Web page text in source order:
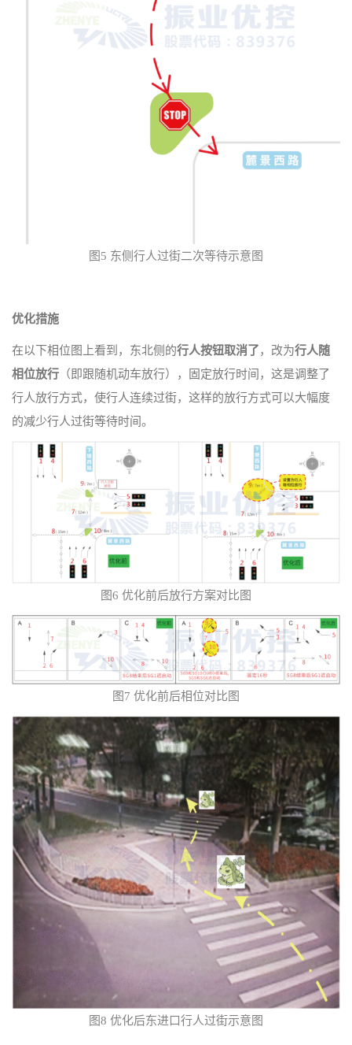
图5 东侧行人过街二次等待示意图
优化措施
在以下相位图上看到，东北侧的行人按钮取消了，改为行人随
相位放行 （即跟随机动车放行），固定放行时间，这是调整了
行人放行方式，使行人连续过街，这样的放行方式可以大幅度
的减少行人过街等待时间。
图6 优化前后放行方案对比图
图7 优化前后相位对比图
图8 优化后东进口行人过街示意图